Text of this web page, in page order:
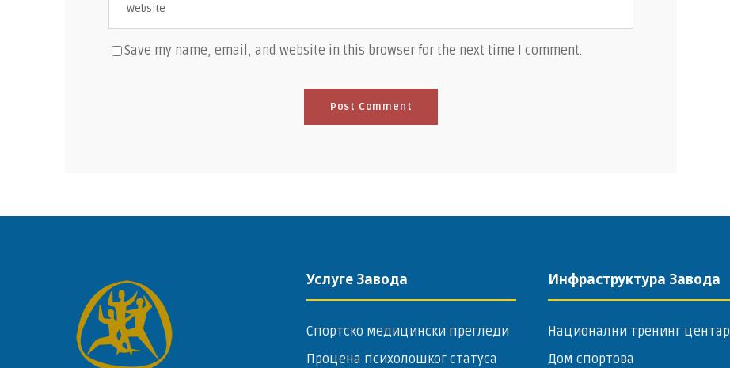
Save my name, email, and website in this browser for the next time I comment.
Услуге Завода
Спортско медицински прегледи
Процена психолошког статуса
Инфраструктура Завода
Национални тренинг центар
Дом спортова